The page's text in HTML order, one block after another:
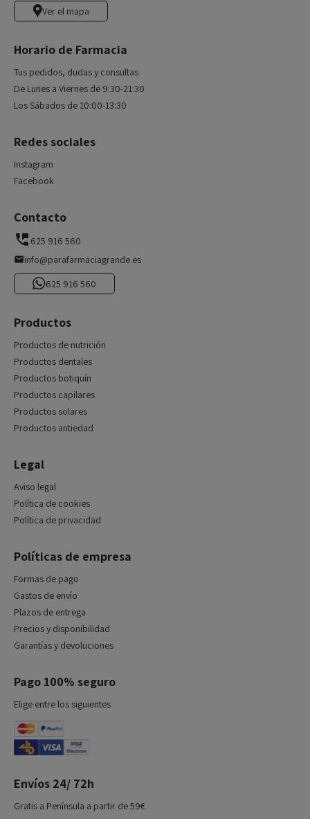
Ver el mapa
Horario de Farmacia
Tus pedidos, dudas y consultas
De Lunes a Viernes de 9:30-21:30
Los Sábados de 10:00-13:30
Redes sociales
Instagram
Facebook
Contacto
625 916 560
info@parafarmaciagrande.es
625 916 560
Productos
Productos de nutrición
Productos dentales
Productos botiquín
Productos capilares
Productos solares
Productos antiedad
Legal
Aviso legal
Política de cookies
Política de privacidad
Políticas de empresa
Formas de pago
Gastos de envío
Plazos de entrega
Precios y disponibilidad
Garantías y devoluciones
Pago 100% seguro
Elige entre los siguientes
Envíos 24/ 72h
Gratis a Península a partir de 59€